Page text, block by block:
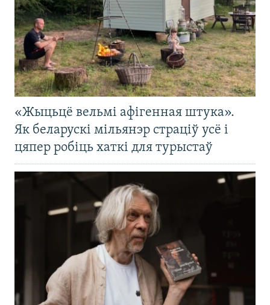
«Жыцьцё вельмі афігенная штука».
Як беларускі мільянэр страціў усё і
цяпер робіць хаткі для турыстаў